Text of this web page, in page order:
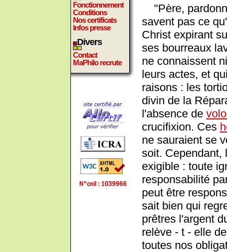
Fonctionnement
Conditions
Nos certificats
Infos presse
Divers
Contact
MaPhilo recrute
"Père,
savent pas ce
Christ expirant
ses bourreaux
ne connaissent
leurs actes, et
raisons : les
divin de la
l'absence de
crucifixion. Ces
ne sauraient se
soit. Cependant,
exigible : toute
responsabilité
peut être
sait bien qui
prêtres l'argent
relève - t - elle
toutes nos